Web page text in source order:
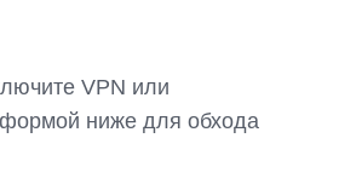
VPN или
формой ниже для обхода